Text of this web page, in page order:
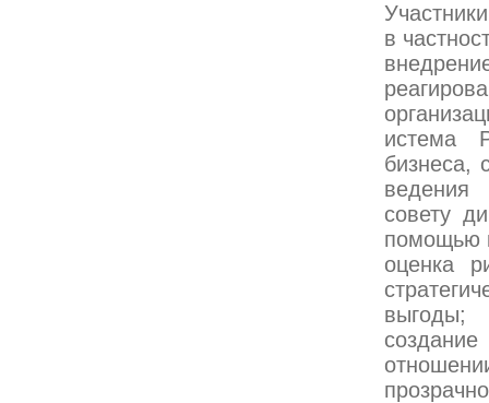
в
истема
бизнеса,
ведения
совету
помощью
оценка
выгоды;